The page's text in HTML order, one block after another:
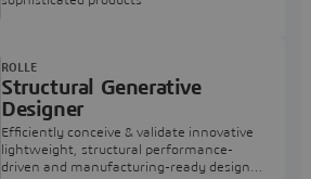
Structural Generative
Designer
Efficiently conceive & validate innovative
lightweight, structural performance-
driven and manufacturing-ready designs,
ROLLE